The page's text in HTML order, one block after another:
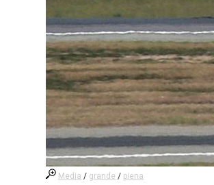
Media / grande / piena